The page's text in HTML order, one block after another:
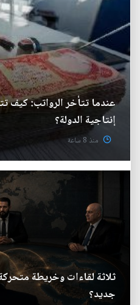
عندما تتأخر الرواتب: كيف
إنتاجية الدولة؟
منذ 8 ساعة
ثلاثة لقاءات وخريطة
جديد؟